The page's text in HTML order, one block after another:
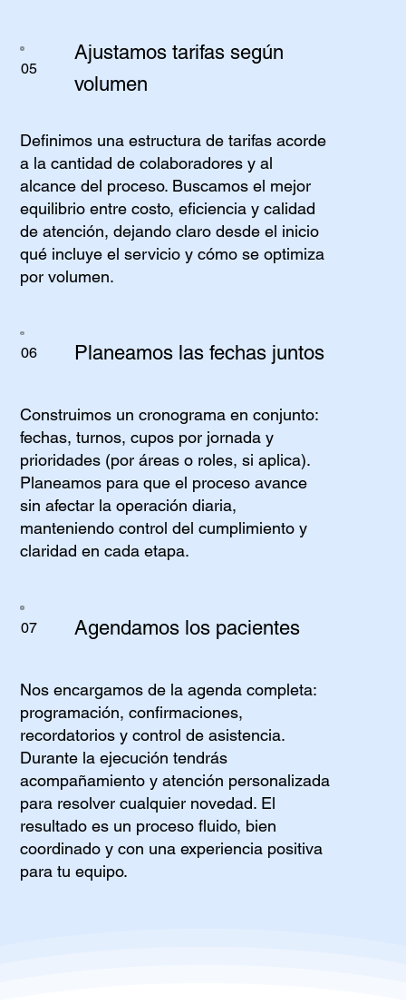
05
Ajustamos tarifas según
volumen
Definimos una estructura de tarifas acorde
a la cantidad de colaboradores y al
alcance del proceso. Buscamos el mejor
equilibrio entre costo, eficiencia y calidad
de atención, dejando claro desde el inicio
qué incluye el servicio y cómo se optimiza
por volumen.
06 Planeamos las fechas juntos
Construimos un cronograma en conjunto:
fechas, turnos, cupos por jornada y
prioridades (por áreas o roles, si aplica).
Planeamos para que el proceso avance
sin afectar la operación diaria,
manteniendo control del cumplimiento y
claridad en cada etapa.
07 Agendamos los pacientes
Nos encargamos de la agenda completa:
programación, confirmaciones,
recordatorios y control de asistencia.
Durante la ejecución tendrás
acompañamiento y atención personalizada
para resolver cualquier novedad. El
resultado es un proceso fluido, bien
coordinado y con una experiencia positiva
para tu equipo.